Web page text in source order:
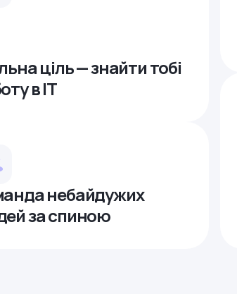
ціль — знайти тобі
в ІТ
небайдужих
за спиною